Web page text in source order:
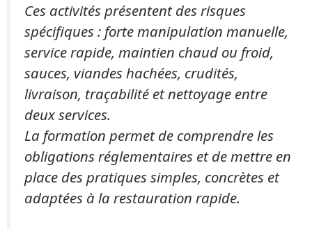
Ces activités présentent des risques
spécifiques : forte manipulation manuelle,
service rapide, maintien chaud ou froid,
sauces, viandes hachées, crudités,
livraison, traçabilité et nettoyage entre
deux services.
La formation permet de comprendre les
obligations réglementaires et de mettre en
place des pratiques simples, concrètes et
adaptées à la restauration rapide.